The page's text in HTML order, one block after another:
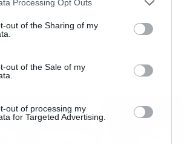
visit or usage behaviour. You may click to
to Google and its third-party tags to
below specified purposes in below Google
Processing Opt Outs
out of the Sharing of my
out of the Sale of my
out of processing my
for Targeted Advertising.
το «εργαλείο» που
τα δύο. Την ομπρέλα του